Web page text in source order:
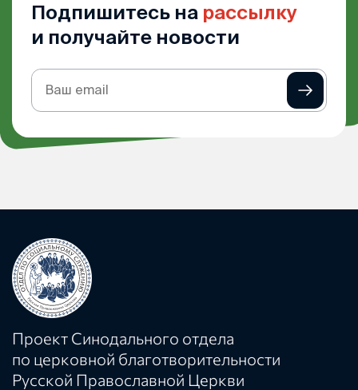
Подпишитесь на рассылку
и получайте новости
Подписка
на
Проект Синодального отдела
по церковной благотворительности
Русской Православной Церкви